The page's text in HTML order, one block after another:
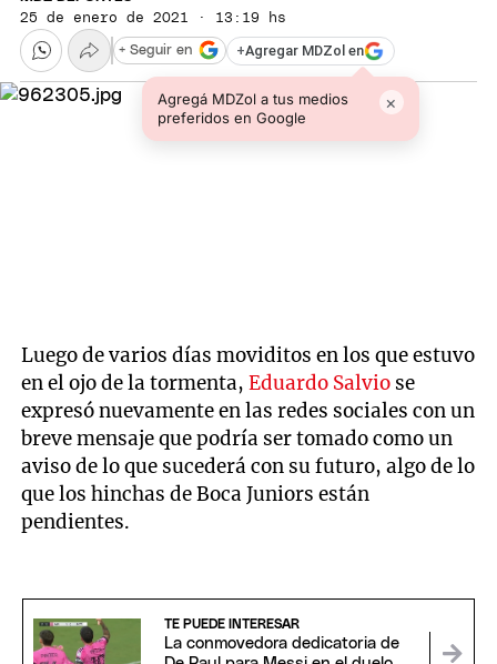
25 de enero de 2021 · 13:19 hs
+Agregar MDZol en
Agregá MDZol a tus medios
preferidos en Google
×
+ Seguir en
Luego de varios días moviditos en los que estuvo
en el ojo de la tormenta,Eduardo Salvio se
expresó nuevamente en las redes sociales con un
breve mensaje que podría ser tomado como un
aviso de lo que sucederá con su futuro, algo de lo
que los hinchas de Boca Juniors están
pendientes.
TE PUEDE INTERESAR
La conmovedora dedicatoria de